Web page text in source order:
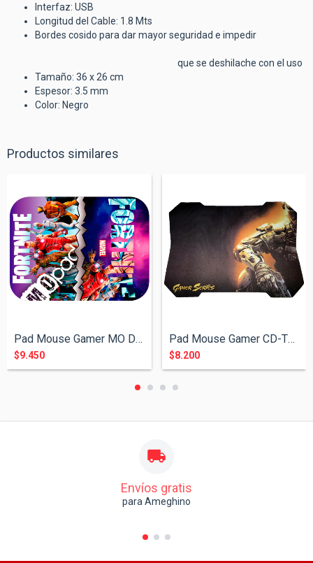
Interfaz: USB
Longitud del Cable: 1.8 Mts
Bordes cosido para dar mayor seguridad e impedir
que se deshilache con el uso
Tamaño: 36 x 26 cm
Espesor: 3.5 mm
Color: Negro
Productos similares
Pad Mouse Gamer MO DOD-504 Fortnite ( 39...
$9.450
Pad Mouse Gamer CD-TEK Call Of Duty
$8.200
Envíos gratis
para Ameghino